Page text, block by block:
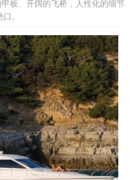
板、开阔的飞桥，人性化的细节
。